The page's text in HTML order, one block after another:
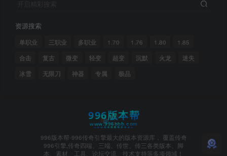
资源搜索
单职业 三职业 多职业 1.70 1.76 1.80
1.85
合击
复古 微变 轻变 超变 沉默 火龙
迷失
冰雪
无限刀 神器 专属 极品
996版本帮-996传奇引擎最大的版本资源库， 覆盖传奇
996引擎,传奇四端、三端、传世、传三各类版本、脚
本、素材、工具、论坛交流、技术支持等多项领域！